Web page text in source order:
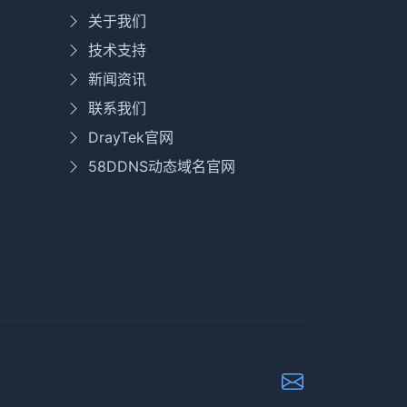
关于我们
技术支持
新闻资讯
联系我们
DrayTek官网
58DDNS动态域名官网